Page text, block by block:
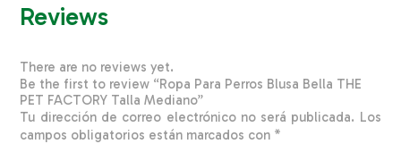
Reviews
There are no reviews yet.
Be the first to review “Ropa Para Perros Blusa Bella THE
PET FACTORY Talla Mediano”
Tu dirección de correo electrónico no será publicada. Los
campos obligatorios están marcados con *